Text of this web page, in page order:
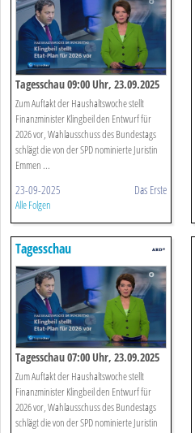
Tagesschau 09:00 Uhr, 23.09.2025
Zum Auftakt der Haushaltswoche stellt
Finanzminister Klingbeil den Entwurf für
2026 vor, Wahlausschuss des Bundestags
schlägt die von der SPD nominierte Juristin
Emmen ...
23-09-2025 Das Erste
Alle Folgen
Tagesschau
Tagesschau 07:00 Uhr, 23.09.2025
Zum Auftakt der Haushaltswoche stellt
Finanzminister Klingbeil den Entwurf für
2026 vor, Wahlausschuss des Bundestags
schlägt die von der SPD nominierte Juristin